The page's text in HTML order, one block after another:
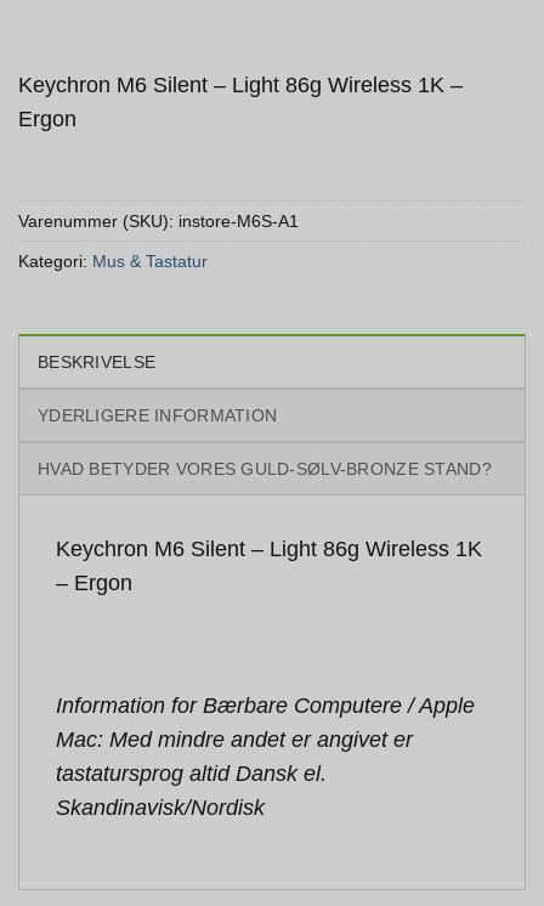
Keychron M6 Silent – Light 86g Wireless 1K –
Ergon
Varenummer (SKU): instore-M6S-A1
Kategori: Mus & Tastatur
BESKRIVELSE
YDERLIGERE INFORMATION
HVAD BETYDER VORES GULD-SØLV-BRONZE STAND?
Keychron M6 Silent – Light 86g Wireless 1K
– Ergon
Information for Bærbare Computere / Apple
Mac: Med mindre andet er angivet er
tastatursprog altid Dansk el.
Skandinavisk/Nordisk